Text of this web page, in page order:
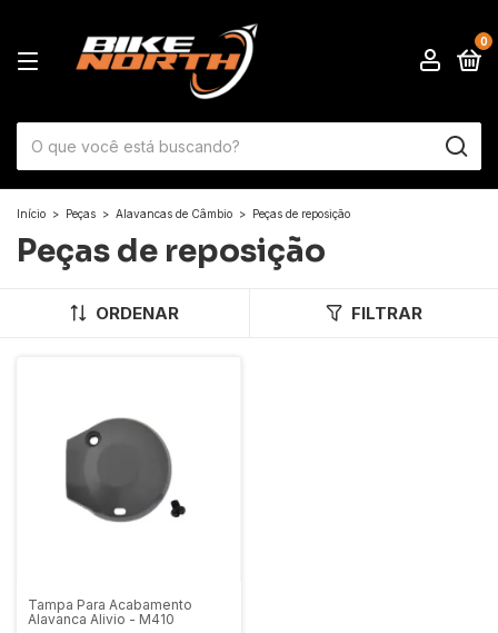
0
Início > Peças > Alavancas de Câmbio > Peças de reposição
Peças de reposição
ORDENAR FILTRAR
Tampa Para Acabamento
Alavanca Alivio - M410